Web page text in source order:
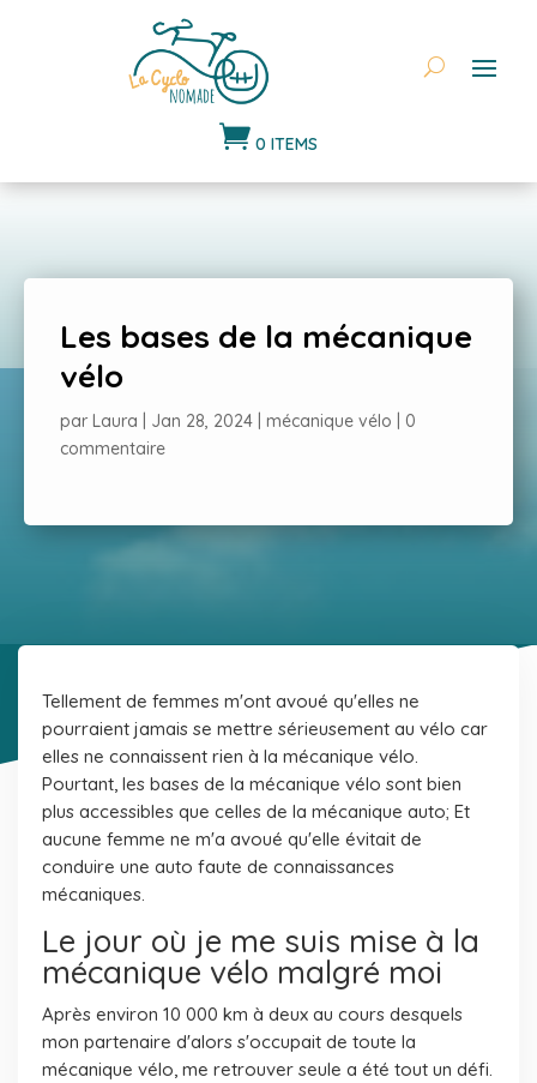
 0 ITEMS
Les bases de la mécanique
vélo
par Laura Jan 28, 2024 mécanique vélo
0
commentaire
Tellement de femmes m'ont avoué qu'elles ne
pourraient jamais se mettre sérieusement au vélo car
elles ne connaissent rien à la mécanique vélo.
Pourtant, les bases de la mécanique vélo sont bien
plus accessibles que celles de la mécanique auto; Et
aucune femme ne m'a avoué qu'elle évitait de
conduire une auto faute de connaissances
mécaniques.
Le jour où je me suis mise à la
mécanique vélo malgré moi
Après environ 10 000 km à deux au cours desquels
mon partenaire d'alors s'occupait de toute la
mécanique vélo, me retrouver seule a été tout un défi.